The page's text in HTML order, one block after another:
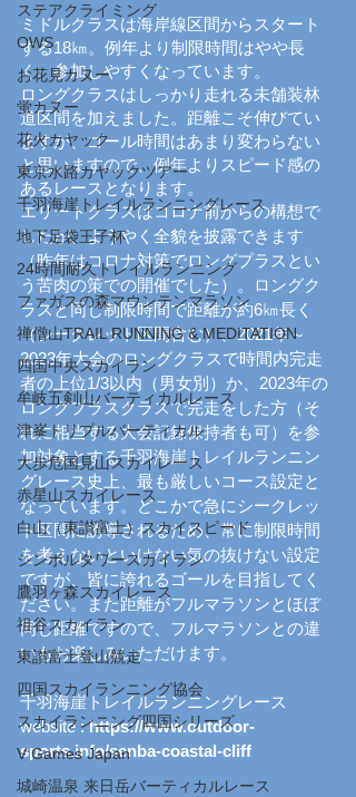
ステアクライミング
OWS
お花見カヌー
蛍カヌー
花火カヤック
東京水路カヤックツアー
千羽海崖トレイルランニングレース
地下足袋王子杯
24時間耐久トレイルランニング
ファガスの森マウンテンマラソン
禅僧山TRAIL RUNNING & MEDITATION
四国中央スカイラン
牟岐五剣山バーティカルレース
津峯トリプルバーティカル
大歩危国見山スカイレース
赤星山スカイレース
白山（東讃富士）スカイスピード
シンボルタワースカイラン
鷹羽ヶ森スカイレース
祖谷スカイラン
東讃富士登山競走
四国スカイランニング協会
スカイランニング四国シリーズ
V Games Japan
城崎温泉 来日岳バーティカルレース
ミドルクラスは海岸線区間からスタート
する18㎞。例年より制限時間はやや長
く、参加しやすくなっています。
ロングクラスは しっかり走れる未舗装林
道区間を加えました。距離こそ伸びてい
ますが、ゴール時間はあまり変わらない
と思いますので、例年よりスピード感の
あるレースとなります。
エリートクラスはコロナ前からの構想で
したが、ようやく全貌を披露できます
（昨年はコロナ対策でロングプラスとい
う苦肉の策での開催でした）。ロングク
ラスと同じ制限時間で距離が約6㎞長く
（シークレット区間含む）、2021年～
2023年大会のロングクラスで時間内完走
者の上位1/3以内（男女別）か、2023年の
ロングプラスクラスで完走をした方（そ
れに相当する大会記録保持者も可）を参
加対象とする千羽海崖トレイルランニン
グレース史上、最も厳しいコース設定と
なっています。どこかで急にシークレッ
ト区間に誘導されるため、常に制限時間
を考えないといけない気の抜けない設定
ですが、皆に誇れるゴールを目指してく
ださい。また距離がフルマラソンとほぼ
同じ距離ですので、フルマラソンとの違
いもお楽しみいただけます。
千羽海崖トレイルランニングレース
website : https://www.outdoor-
sports.info/senba-coastal-cliff